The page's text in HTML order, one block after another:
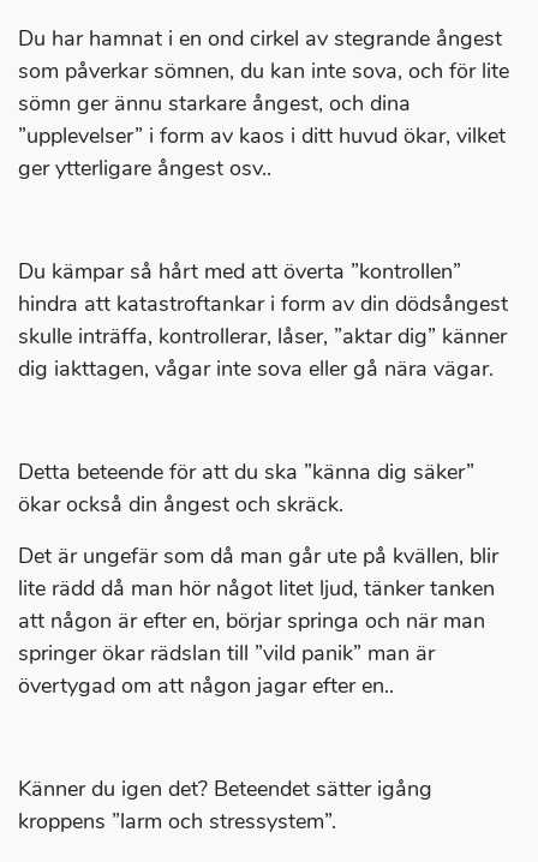
Du har hamnat i en ond cirkel av stegrande ångest
som påverkar sömnen, du kan inte sova, och för lite
sömn ger ännu starkare ångest, och dina
”upplevelser” i form av kaos i ditt huvud ökar, vilket
ger ytterligare ångest osv..
Du kämpar så hårt med att överta ”kontrollen”
hindra att katastroftankar i form av din dödsångest
skulle inträffa, kontrollerar, låser, ”aktar dig” känner
dig iakttagen, vågar inte sova eller gå nära vägar.
Detta beteende för att du ska ”känna dig säker”
ökar också din ångest och skräck.
Det är ungefär som då man går ute på kvällen, blir
lite rädd då man hör något litet ljud, tänker tanken
att någon är efter en, börjar springa och när man
springer ökar rädslan till ”vild panik” man är
övertygad om att någon jagar efter en..
Känner du igen det? Beteendet sätter igång
kroppens ”larm och stressystem”.